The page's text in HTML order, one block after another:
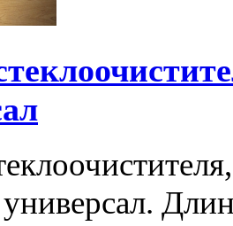
универсал.